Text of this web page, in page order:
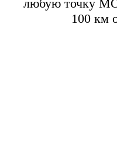
любую точку МО
100 км